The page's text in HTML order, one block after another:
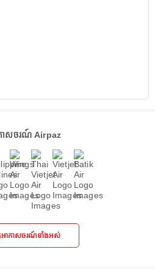
ាសចរណ៍ Airpaz
អាកាសចរណ៍ទាំងអស់